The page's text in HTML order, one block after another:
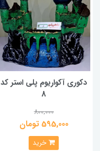
دکوری آکواریوم پلی استر کد
8
800,000
595,000 تومان
خرید